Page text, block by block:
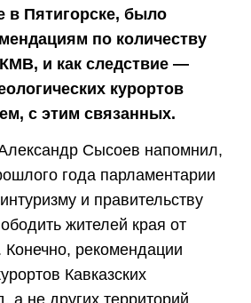
в Пятигорске, было
по количеству
и как следствие —
курортов
с этим связанных.
Сысоев напомнил,
года парламентарии
и правительству
жителей края от
Конечно, рекомендации
Кавказских